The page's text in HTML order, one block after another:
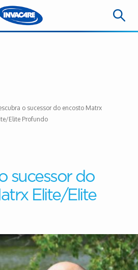
o sucessor do encosto Matrx
Elite Profundo
sucessor do
Elite/Elite